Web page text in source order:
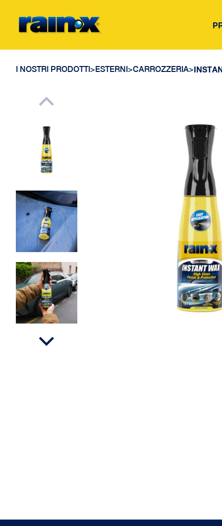
I NOSTRI PRODOTTI>ESTERNI>CARROZZERIA>